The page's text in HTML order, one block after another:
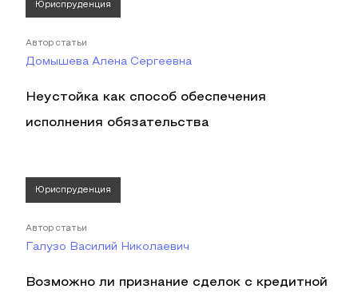
Юриспруденция
Автор статьи
Домышева Алена Сергеевна
Неустойка как способ обеспечения
исполнения обязательства
Юриспруденция
Автор статьи
Галузо Василий Николаевич
Возможно ли признание сделок с кредитной